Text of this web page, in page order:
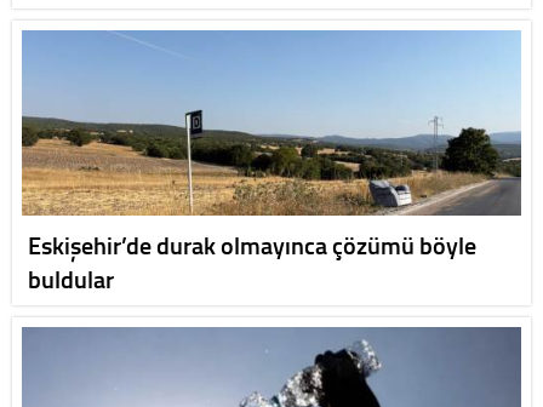
Eskişehir’de durak olmayınca çözümü böyle
buldular